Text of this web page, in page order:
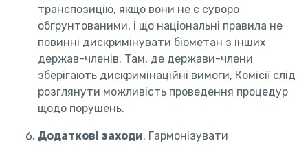
транспозицію, якщо вони не є суворо
обґрунтованими, і що національні правила не
повинні дискримінувати біометан з інших
держав-членів. Там, де держави-члени
зберігають дискримінаційні вимоги, Комісії слід
розглянути можливість проведення процедур
щодо порушень.
Додаткові заходи. Гармонізувати